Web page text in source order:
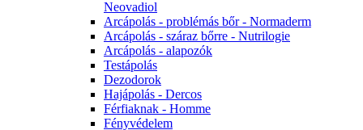
Neovadiol
Arcápolás - problémás bőr - Normaderm
Arcápolás - száraz bőrre - Nutrilogie
Arcápolás - alapozók
Testápolás
Dezodorok
Hajápolás - Dercos
Férfiaknak - Homme
Fényvédelem